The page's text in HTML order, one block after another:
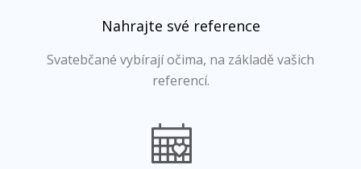
Nahrajte své reference
Svatebčané vybírají očima, na základě vašich
referencí.